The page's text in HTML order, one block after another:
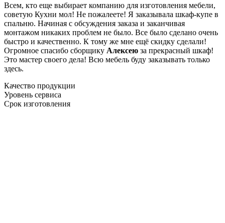
Всем, кто еще выбирает компанию для изготовления мебели,
советую Кухни мол! Не пожалеете! Я заказывала шкаф-купе в
спальню. Начиная с обсуждения заказа и заканчивая
монтажом никаких проблем не было. Все было сделано очень
быстро и качественно. К тому же мне ещё скидку сделали!
Огромное спасибо сборщику Алексею за прекрасный шкаф!
Это мастер своего дела! Всю мебель буду заказывать только
здесь.
Качество продукции
Уровень сервиса
Срок изготовления